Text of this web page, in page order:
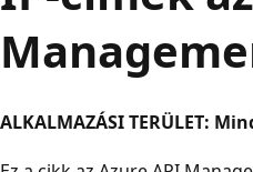
ALKALMAZÁSI TERÜLET: